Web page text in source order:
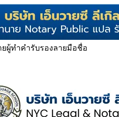
ผู้ทำคำรับรองลายมือชื่อ